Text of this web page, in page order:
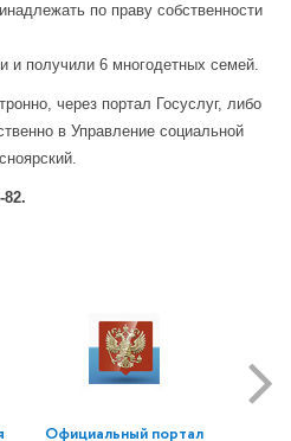
по праву собственности
и получили 6 многодетных семей.
через портал Госуслуг, либо
в Управление социальной
82.
Официальный портал